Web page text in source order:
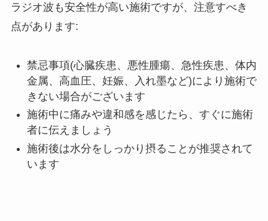
ラジオ波も安全性が高い施術ですが、注意すべき
点があります:
禁忌事項(心臓疾患、悪性腫瘍、急性疾患、体内
金属、高血圧、妊娠、入れ墨など)により施術で
きない場合がございます
施術中に痛みや違和感を感じたら、すぐに施術
者に伝えましょう
施術後は水分をしっかり摂ることが推奨されて
います